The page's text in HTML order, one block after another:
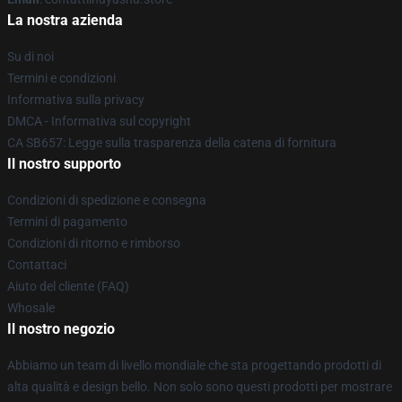
La nostra azienda
Su di noi
Termini e condizioni
Informativa sulla privacy
DMCA - Informativa sul copyright
CA SB657: Legge sulla trasparenza della catena di fornitura
Il nostro supporto
Condizioni di spedizione e consegna
Termini di pagamento
Condizioni di ritorno e rimborso
Contattaci
Aiuto del cliente (FAQ)
Whosale
Il nostro negozio
Abbiamo un team di livello mondiale che sta progettando prodotti di
alta qualità e design bello. Non solo sono questi prodotti per mostrare